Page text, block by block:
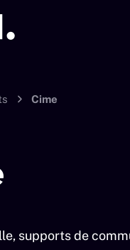
Cime
supports de